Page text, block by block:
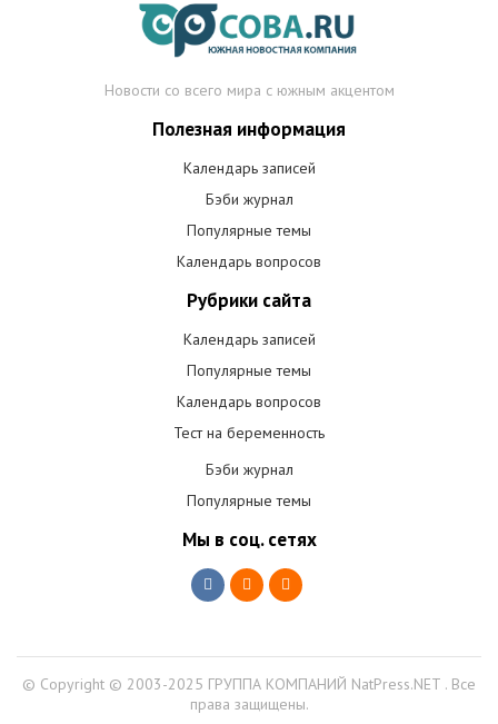
Новости со всего мира с южным акцентом
Полезная информация
Календарь записей
Бэби журнал
Популярные темы
Календарь вопросов
Рубрики сайта
Календарь записей
Популярные темы
Календарь вопросов
Тест на беременность
Бэби журнал
Популярные темы
Мы в соц. сетях
© Copyright © 2003-2025 ГРУППА КОМПАНИЙ NatPress.NET . Все
права защищены.